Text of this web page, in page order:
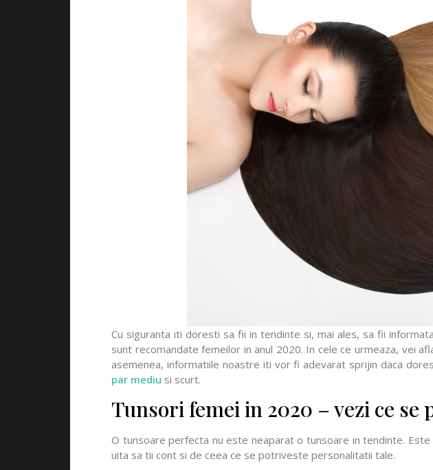
Cu siguranta iti doresti sa fii in tendinte si, mai ales, sa fii
sunt recomandate femeilor in anul 2020. In cele ce urmeaza, vei
asemenea, informatiile noastre iti vor fi adevarat sprijin daca
par mediu si scurt.
Tunsori femei in 2020 – vezi ce se
O tunsoare perfecta nu este neaparat o tunsoare in tendinte.
uita sa tii cont si de ceea ce se potriveste personalitatii tale.